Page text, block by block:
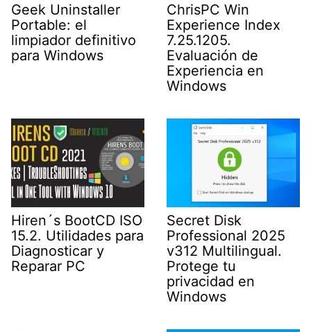
Geek Uninstaller
Portable: el
limpiador definitivo
para Windows
ChrisPC Win
Experience Index
7.25.1205.
Evaluación de
Experiencia en
Windows
Hiren´s BootCD ISO
15.2. Utilidades para
Diagnosticar y
Reparar PC
Secret Disk
Professional 2025
v312 Multilingual.
Protege tu
privacidad en
Windows